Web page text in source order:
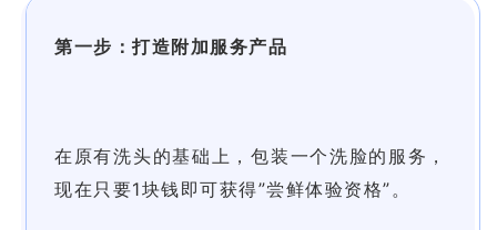
第一步：打造附加服务产品
在原有洗头的基础上，包装一个洗脸的服务，
现在只要1块钱即可获得”尝鲜体验资格”。